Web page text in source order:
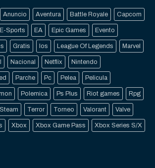
Anuncio Aventura Battle Royale Capcom
E-Sports EA Epic Games Evento
Gratis Ios League Of Legends Marvel
Nacional Netflix Nintendo
Parche Pc Pelea Pelicula
Polemica Ps Plus Riot games Rpg
Steam Terror Torneo Valorant Valve
Xbox Xbox Game Pass Xbox Series S/X